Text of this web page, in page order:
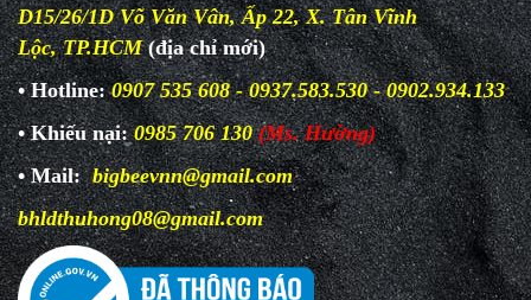
D15/26/1D Võ Văn Vân, Ấp 22, X. Tân Vĩnh
Lộc, TP.HCM(địa chỉ mới)
• Hotline:0907 535 608 - 0937.583.530 - 0902.934.133
• Khiếu nại: 0985 706 130 (Ms. Hường)
• Mail:bigbeevnn@gmail.com
bhldthuhong08@gmail.com